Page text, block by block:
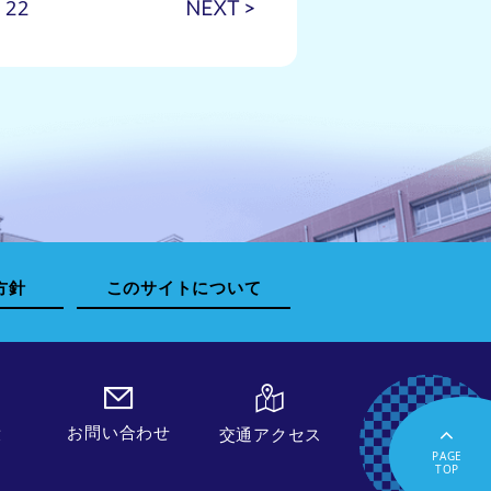
22 NEXT >
PAGE
TOP
針 このサイトについて
お問い合わせ 交通アクセス